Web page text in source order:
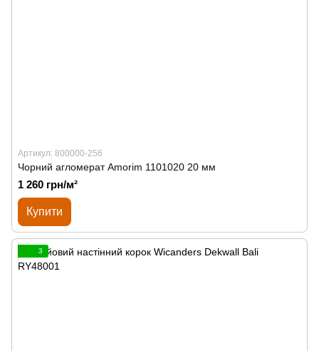
Артикул: 800000-256
Чорний агломерат Amorim 1101020 20 мм
1 260 грн/м²
Купити
3